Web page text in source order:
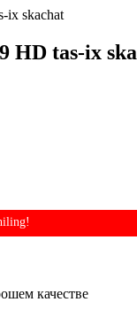
ix skachat
HD tas-ix
качестве